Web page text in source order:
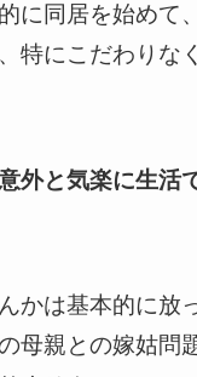
に同居を始めて
特にこだわりな
外と気楽に生活
かは基本的に放
母親との嫁姑問